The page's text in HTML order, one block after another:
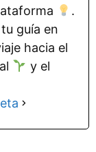
.
guía en
hacia el
y el